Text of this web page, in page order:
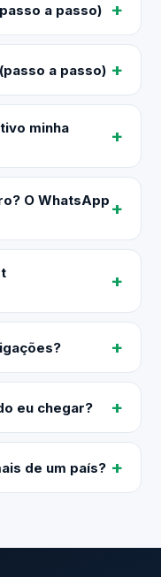
a passo)
a passo)
minha
O WhatsApp
eu chegar?
de um país?